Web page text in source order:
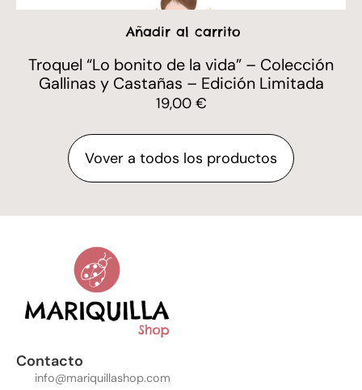
Añadir al carrito
Troquel “Lo bonito de la vida” – Colección
Gallinas y Castañas – Edición Limitada
19,00 €
Vover a todos los productos
Contacto
info@mariquillashop.com